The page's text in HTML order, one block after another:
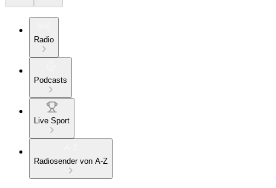
Radio
Podcasts
Live Sport
Radiosender von A-Z